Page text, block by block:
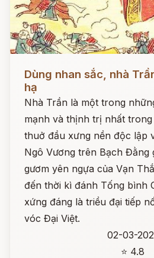
Dùng nhan sắc, nhà
hạ
Nhà Trần là một trong
mạnh và thịnh trị nhất
thuở đầu xưng nền độc lập
Ngô Vương trên Bạch Đằng
gươm yên ngựa của Vạn
đến thời kì đánh Tống bình
xứng đáng là triều đại tiếp
vóc Đại Việt.
02-03-
⭐ 4.8